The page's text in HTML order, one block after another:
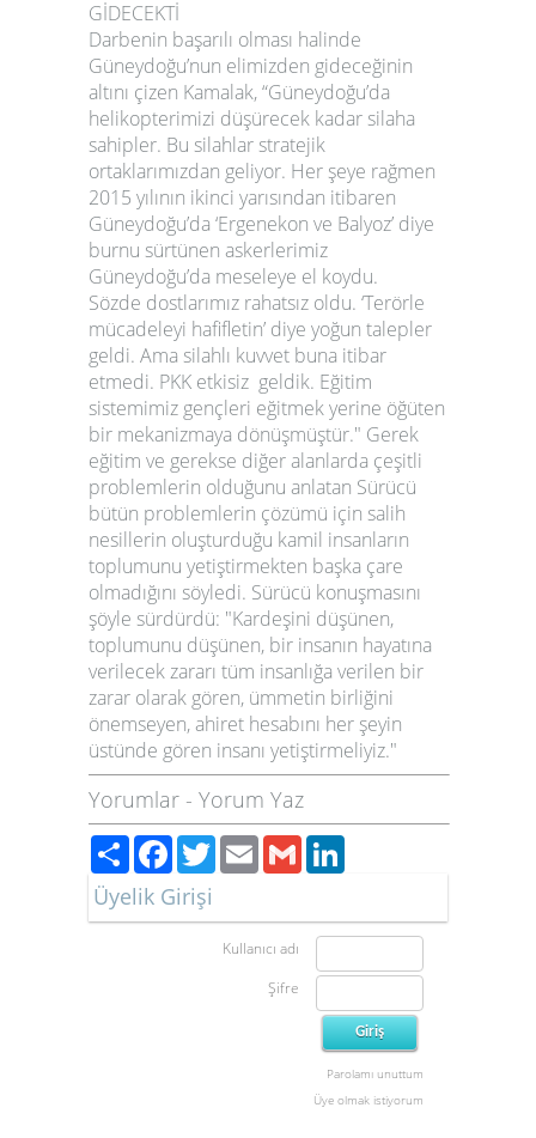
GİDECEKTİ
Darbenin başarılı olması halinde
Güneydoğu’nun elimizden gideceğinin
altını çizen Kamalak, “Güneydoğu’da
helikopterimizi düşürecek kadar silaha
sahipler. Bu silahlar stratejik
ortaklarımızdan geliyor. Her şeye rağmen
2015 yılının ikinci yarısından itibaren
Güneydoğu’da ‘Ergenekon ve Balyoz’ diye
burnu sürtünen askerlerimiz
Güneydoğu’da meseleye el koydu.
Sözde dostlarımız rahatsız oldu. ‘Terörle
mücadeleyi hafifletin’ diye yoğun talepler
geldi. Ama silahlı kuvvet buna itibar
etmedi. PKK etkisiz geldik. Eğitim
sistemimiz gençleri eğitmek yerine öğüten
bir mekanizmaya dönüşmüştür." Gerek
eğitim ve gerekse diğer alanlarda çeşitli
problemlerin olduğunu anlatan Sürücü
bütün problemlerin çözümü için salih
nesillerin oluşturduğu kamil insanların
toplumunu yetiştirmekten başka çare
olmadığını söyledi. Sürücü konuşmasını
şöyle sürdürdü: "Kardeşini düşünen,
toplumunu düşünen, bir insanın hayatına
verilecek zararı tüm insanlığa verilen bir
zarar olarak gören, ümmetin birliğini
önemseyen, ahiret hesabını her şeyin
üstünde gören insanı yetiştirmeliyiz."
Yorumlar - Yorum Yaz
PaylaşFacebook
TwitterEmailGmail
Üyelik Girişi
Kullanıcı adı
Şifre
Parolamı unuttum
Üye olmak istiyorum